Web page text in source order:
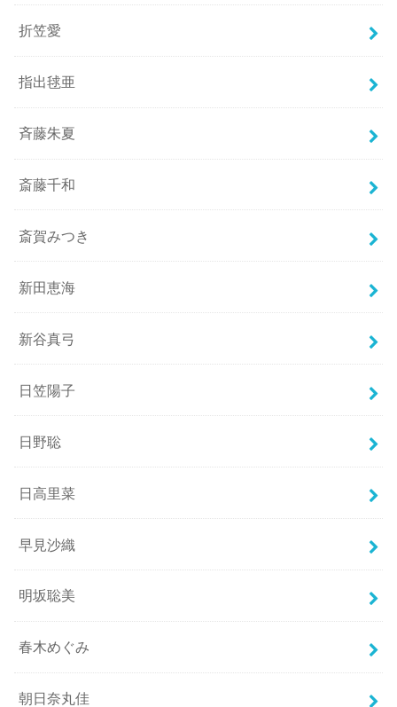
折笠愛
指出毬亜
斉藤朱夏
斎藤千和
斎賀みつき
新田恵海
新谷真弓
日笠陽子
日野聡
日高里菜
早見沙織
明坂聡美
春木めぐみ
朝日奈丸佳